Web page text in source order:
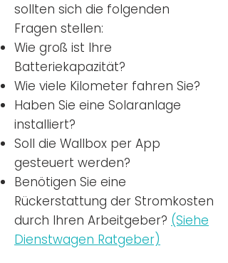
sollten sich die folgenden
Fragen stellen:
Wie groß ist Ihre
Batteriekapazität?
Wie viele Kilometer fahren Sie?
Haben Sie eine Solaranlage
installiert?
Soll die Wallbox per App
gesteuert werden?
Benötigen Sie eine
Rückerstattung der Stromkosten
durch Ihren Arbeitgeber? (Siehe
Dienstwagen Ratgeber)